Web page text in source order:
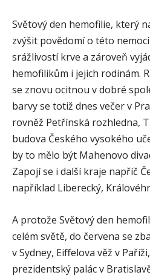
Světový den hemofilie, který
zvýšit povědomí o této
srážlivostí krve a zároveň
hemofilikům i jejich rodinám.
se znovu ocitnou v dobré
barvy se totiž dnes večer v
rovněž Petřínská rozhledna,
budova Českého vysokého
by to mělo být Mahenovo
Zapojí se i další kraje napříč
například Liberecký,
A protože Světový den
celém světě, do červena se
v Sydney, Eiffelova věž v
prezidentský palác v